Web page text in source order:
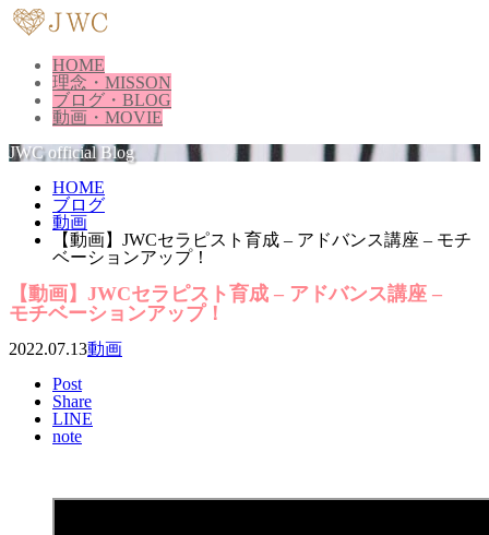
HOME
理念・MISSON
ブログ・BLOG
動画・MOVIE
JWC official Blog
HOME
ブログ
動画
【動画】JWCセラピスト育成 – アドバンス講座 – モチ
ベーションアップ！
【動画】JWCセラピスト育成 – アドバンス講座 –
モチベーションアップ！
2022.07.13動画
Post
Share
LINE
note